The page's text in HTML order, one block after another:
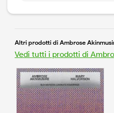
Altri prodotti di Ambrose
Vedi tutti i prodotti di